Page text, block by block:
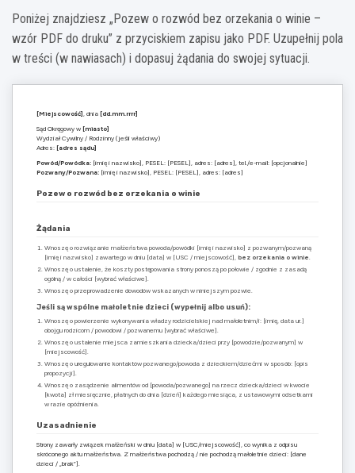
Poniżej znajdziesz „Pozew o rozwód bez orzekania o winie –
wzór PDF do druku” z przyciskiem zapisu jako PDF. Uzupełnij pola
w treści (w nawiasach) i dopasuj żądania do swojej sytuacji.
[Miejscowość] , dnia [dd.mm.rrrr]
Sąd Okręgowy w [miasto]
Wydział Cywilny / Rodzinny (jeśli właściwy)
Adres: [adres sądu]
Powód/Powódka: [imię i nazwisko], PESEL: [PESEL], adres: [adres], tel./e-mail: [opcjonalnie]
Pozwany/Pozwana: [imię i nazwisko], PESEL: [PESEL], adres: [adres]
Pozew o rozwód bez orzekania o winie
Żądania
Wnoszę o rozwiązanie małżeństwa powoda/powódki [imię i nazwisko] z pozwanym/pozwaną
[imię i nazwisko] zawartego w dniu [data] w [USC / miejscowość], bez orzekania o winie
Wnoszę o ustalenie, że koszty postępowania strony ponoszą po połowie / zgodnie z zasadą
ogólną / w całości [wybrać właściwe].
Wnoszę o przeprowadzenie dowodów wskazanych w niniejszym pozwie.
Jeśli są wspólne małoletnie dzieci (wypełnij albo usuń):
Wnoszę o powierzenie wykonywania władzy rodzicielskiej nad małoletnim/i: [imię, data ur.]
obojgu rodzicom / powodowi / pozwanemu [wybrać właściwe].
Wnoszę o ustalenie miejsca zamieszkania dziecka/dzieci przy [powodzie/pozwanym] w
[miejscowość].
Wnoszę o uregulowanie kontaktów pozwanego/powoda z dzieckiem/dziećmi w sposób: [opis
propozycji].
Wnoszę o zasądzenie alimentów od [powoda/pozwanego] na rzecz dziecka/dzieci w kwocie
[kwota] zł miesięcznie, płatnych do dnia [dzień] każdego miesiąca, z ustawowymi odsetkami
w razie opóźnienia.
Uzasadnienie
Strony zawarły związek małżeński w dniu [data] w [USC/miejscowość], co wynika z odpisu
skróconego aktu małżeństwa. Z małżeństwa pochodzą / nie pochodzą małoletnie dzieci: [dane
dzieci / „brak”].